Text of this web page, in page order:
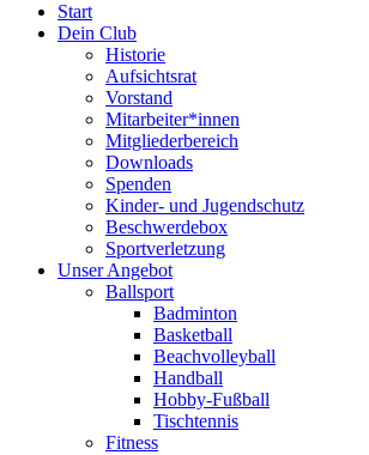
Start
Dein Club
Historie
Aufsichtsrat
Vorstand
Mitarbeiter*innen
Mitgliederbereich
Downloads
Spenden
Kinder- und Jugendschutz
Beschwerdebox
Sportverletzung
Unser Angebot
Ballsport
Badminton
Basketball
Beachvolleyball
Handball
Hobby-Fußball
Tischtennis
Fitness